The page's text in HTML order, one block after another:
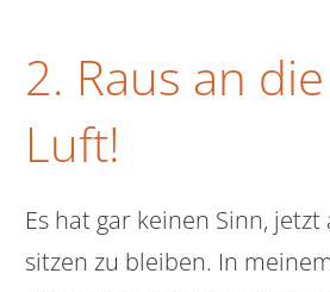
2. Raus an
Luft!
Es hat gar keinen Sinn,
sitzen zu bleiben. In